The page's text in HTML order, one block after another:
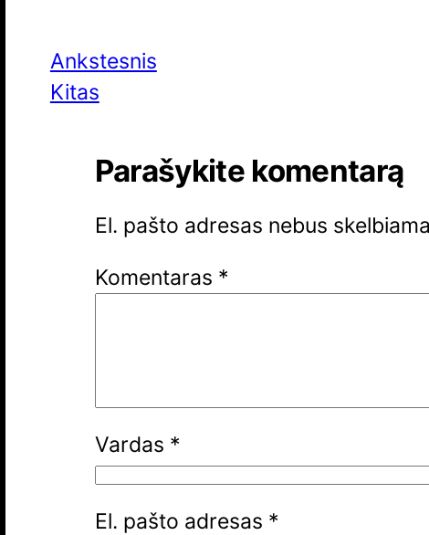
Ankstesnis
Kitas
Parašykite komentarą
El. pašto adresas nebus
Komentaras *
Vardas *
El. pašto adresas *